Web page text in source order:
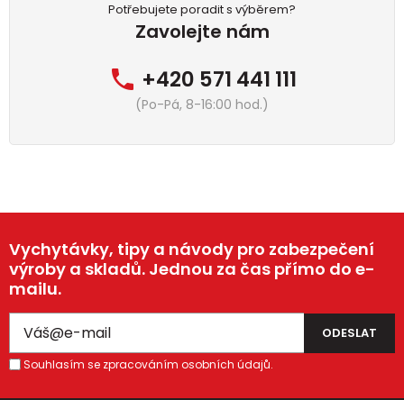
Potřebujete poradit s výběrem?
Zavolejte nám
+420 571 441 111
(Po-Pá, 8-16:00 hod.)
Vychytávky, tipy a návody pro zabezpečení
výroby a skladů. Jednou za čas přímo do e-
mailu.
Souhlasím se zpracováním osobních údajů.